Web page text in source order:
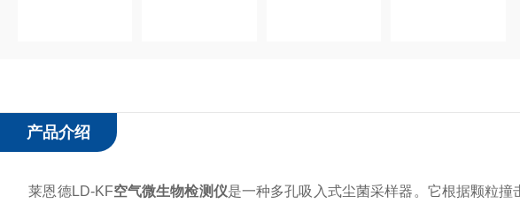
产品介绍
莱恩德LD-KF空气微生物检测仪是一种多孔吸入式尘菌采样器。它根据颗粒